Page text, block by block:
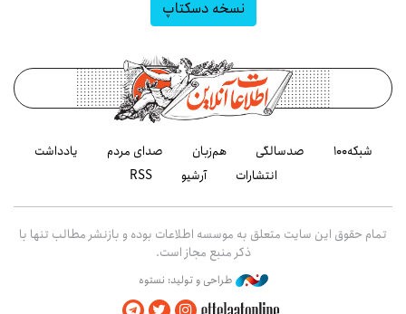
نسخه دسکتاپ
شبکه۱۰۰ صدسالگی هم‌زبان صدای مردم
یادداشت
انتشارات
آرشیو RSS
تمام حقوق این سایت متعلق به موسسه اطلاعات بوده و بازنشر مطالب تنها با
ذکر منبع مجاز است.
طراحی و تولید: نستوه